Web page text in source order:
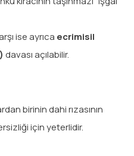
ise ayrıca ecrimisil
davası açılabilir.
birinin dahi rızasının
için yeterlidir.